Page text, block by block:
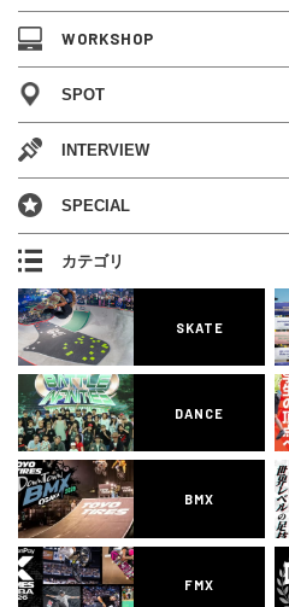
WORKSHOP
SPOT
INTERVIEW
SPECIAL
カテゴリ
SKATE
DANCE
BMX
FMX